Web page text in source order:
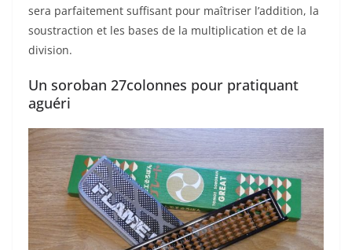
sera parfaitement suffisant pour maîtriser l’addition, la
soustraction et les bases de la multiplication et de la
division.
Un soroban 27colonnes pour pratiquant
aguéri